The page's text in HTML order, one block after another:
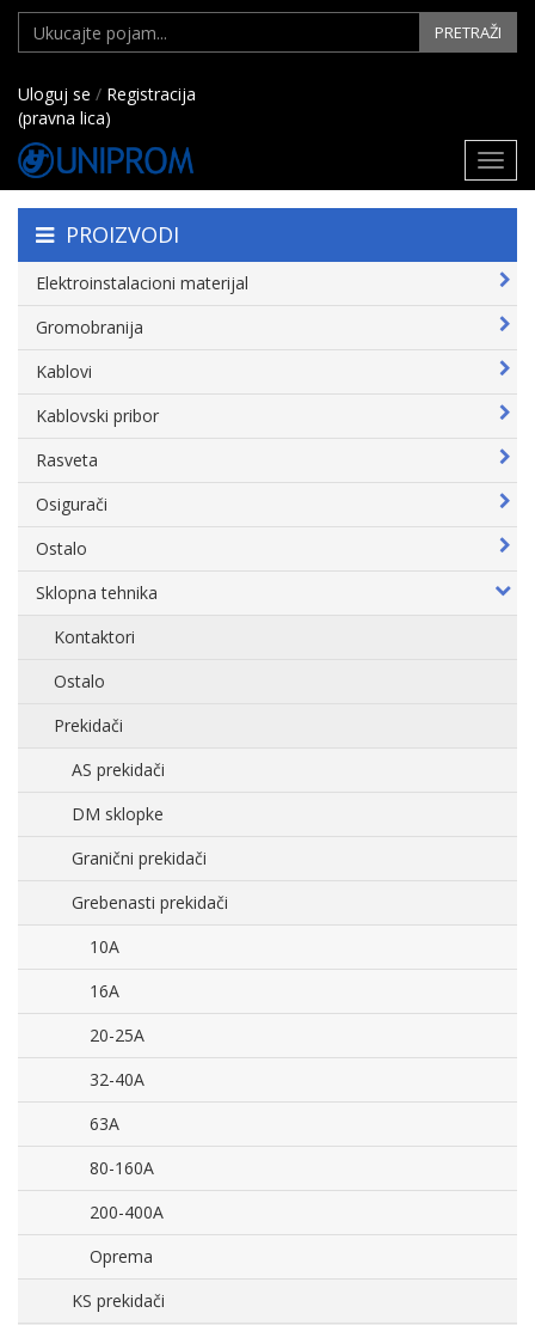
PRETRAŽI
Uloguj se / Registracija
(pravna lica)
PROIZVODI
Elektroinstalacioni materijal
Gromobranija
Kablovi
Kablovski pribor
Rasveta
Osigurači
Ostalo
Sklopna tehnika
Kontaktori
Ostalo
Prekidači
AS prekidači
DM sklopke
Granični prekidači
Grebenasti prekidači
10A
16A
20-25A
32-40A
63A
80-160A
200-400A
Oprema
KS prekidači